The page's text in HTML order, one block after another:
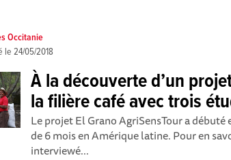
Occitanie
le24/05/2018
À la découverte d’un
la filière café avec trois
Le projet El Grano AgriSensTour a
de 6 mois en Amérique latine. Pour en
interviewé...